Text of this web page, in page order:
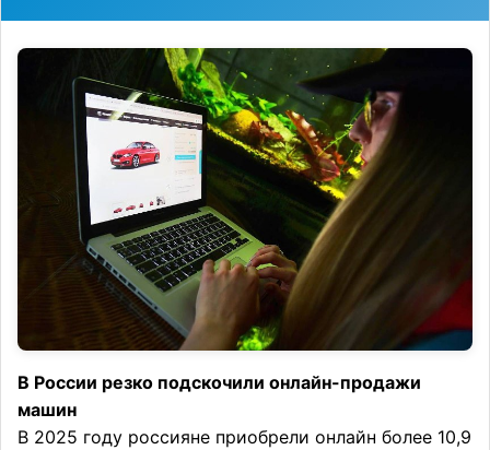
В России резко подскочили онлайн-продажи
машин
В 2025 году россияне приобрели онлайн более 10,9